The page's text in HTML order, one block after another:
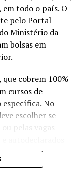
todo o país. O
pelo Portal
Ministério da
bolsas em
cobrem 100%
cursos de
específica. No
escolher se
pelas vagas